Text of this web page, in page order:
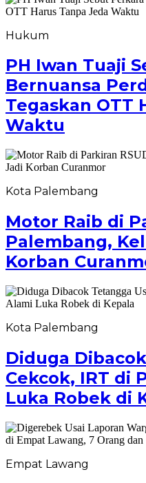
Hukum
PH Iwan Tuaji
Bernuansa
Tegaskan OTT
Waktu
Kota Palembang
Motor Raib di
Palembang,
Korban
Kota Palembang
Diduga
Cekcok, IRT di
Luka Robek di
Empat Lawang